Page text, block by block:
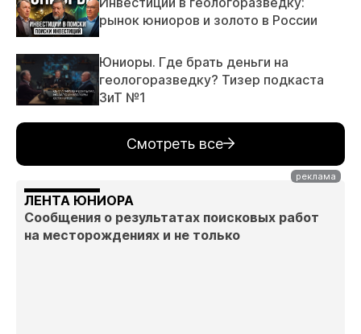
рынок юниоров и золото в России
Юниоры. Где брать деньги на
геологоразведку? Тизер подкаста
ЗиТ №1
Смотреть все
ЛЕНТА ЮНИОРА
Сообщения о результатах поисковых работ
на месторождениях и не только